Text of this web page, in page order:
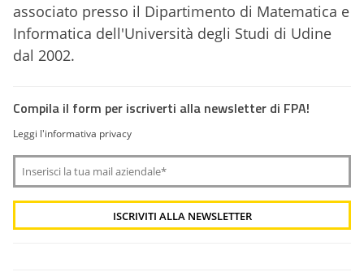
associato presso il Dipartimento di Matematica e
Informatica dell'Università degli Studi di Udine
dal 2002.
Compila il form per iscriverti alla newsletter di FPA!
Leggi l'informativa privacy